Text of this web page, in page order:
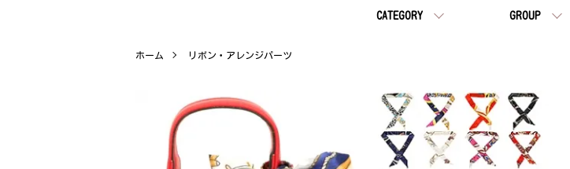
CATEGORY GROUP
ホーム リボン・アレンジパーツ